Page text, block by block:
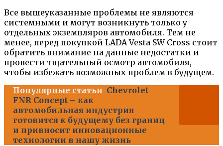
Все вышеуказанные проблемы не являются
системными и могут возникнуть только у
отдельных экземпляров автомобиля. Тем не
менее, перед покупкой LADA Vesta SW Cross стоит
обратить внимание на данные недостатки и
провести тщательный осмотр автомобиля,
чтобы избежать возможных проблем в будущем.
Популярные статьи Chevrolet
FNR Concept – как
автомобильная индустрия
готовится к будущему без границ
и привносит инновационные
технологии в нашу жизнь